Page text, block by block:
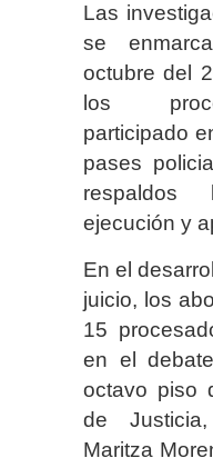
Las
se
octubre del
los
participado
pases
ejecución y
En el
juicio, los
15
en el
octavo piso
de
Maritza